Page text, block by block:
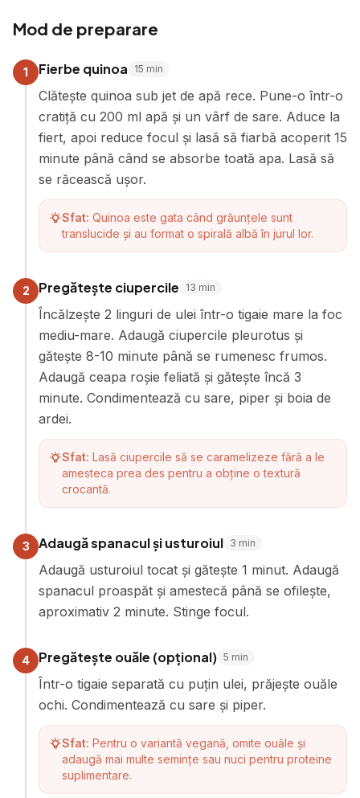
Mod de preparare
1 Fierbe quinoa 15 min
Clătește quinoa sub jet de apă rece. Pune-o într-o
cratiță cu 200 ml apă și un vârf de sare. Aduce la
fiert, apoi reduce focul și lasă să fiarbă acoperit 15
minute până când se absorbe toată apa. Lasă să
se răcească ușor.
Sfat: Quinoa este gata când grăunțele sunt
translucide și au format o spirală albă în jurul lor.
2 Pregătește ciupercile 13 min
Încălzește 2 linguri de ulei într-o tigaie mare la foc
mediu-mare. Adaugă ciupercile pleurotus și
gătește 8-10 minute până se rumenesc frumos.
Adaugă ceapa roșie feliată și gătește încă 3
minute. Condimentează cu sare, piper și boia de
ardei.
Sfat: Lasă ciupercile să se caramelizeze fără a le
amesteca prea des pentru a obține o textură
crocantă.
3 Adaugă spanacul și usturoiul 3 min
Adaugă usturoiul tocat și gătește 1 minut. Adaugă
spanacul proaspăt și amestecă până se ofilește,
aproximativ 2 minute. Stinge focul.
4 Pregătește ouăle (opțional) 5 min
Într-o tigaie separată cu puțin ulei, prăjește ouăle
ochi. Condimentează cu sare și piper.
Sfat: Pentru o variantă vegană, omite ouăle și
adaugă mai multe semințe sau nuci pentru proteine
suplimentare.